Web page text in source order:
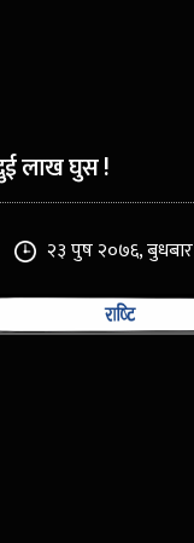
लाख घुस !
२३ पुष २०७६, बुधबार